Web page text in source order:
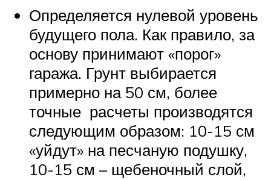
Определяется нулевой уровень
будущего пола. Как правило, за
основу принимают «порог»
гаража. Грунт выбирается
примерно на 50 см, более
точные расчеты производятся
следующим образом: 10-15 см
«уйдут» на песчаную подушку,
10-15 см – щебеночный слой,